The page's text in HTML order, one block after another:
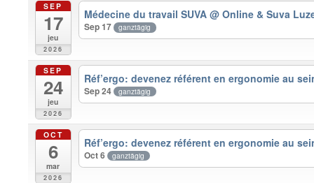
SEP
17
jeu
2026
Médecine du travail SUVA@ Online & Suva
Sep 17 ganztägig
SEP
24
jeu
2026
Réf’ergo: devenez référent en ergonomie au
Sep 24 ganztägig
OCT
6
mar
2026
Réf’ergo: devenez référent en ergonomie au
Oct 6 ganztägig